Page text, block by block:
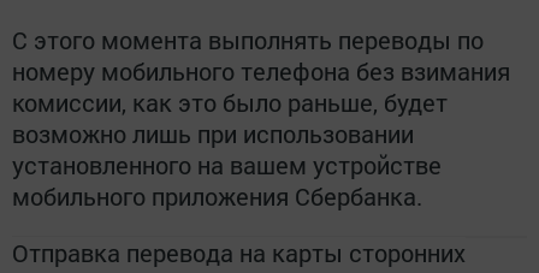
С этого момента выполнять переводы по
номеру мобильного телефона без взимания
комиссии, как это было раньше, будет
возможно лишь при использовании
установленного на вашем устройстве
мобильного приложения Сбербанка.
Отправка перевода на карты сторонних